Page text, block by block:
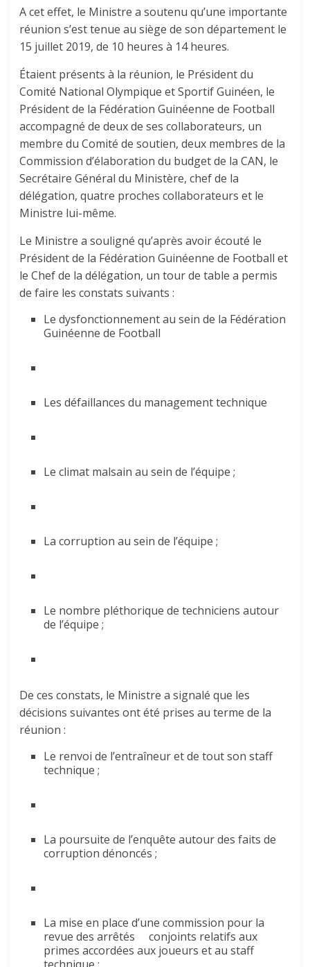
A cet effet, le Ministre a soutenu qu’une importante
réunion s’est tenue au siège de son département le
15 juillet 2019, de 10 heures à 14 heures.
Étaient présents à la réunion, le Président du
Comité National Olympique et Sportif Guinéen, le
Président de la Fédération Guinéenne de Football
accompagné de deux de ses collaborateurs, un
membre du Comité de soutien, deux membres de la
Commission d’élaboration du budget de la CAN, le
Secrétaire Général du Ministère, chef de la
délégation, quatre proches collaborateurs et le
Ministre lui-même.
Le Ministre a souligné qu’après avoir écouté le
Président de la Fédération Guinéenne de Football et
le Chef de la délégation, un tour de table a permis
de faire les constats suivants :
Le dysfonctionnement au sein de la Fédération
Guinéenne de Football
Les défaillances du management technique
Le climat malsain au sein de l’équipe ;
La corruption au sein de l’équipe ;
Le nombre pléthorique de techniciens autour
de l’équipe ;
De ces constats, le Ministre a signalé que les
décisions suivantes ont été prises au terme de la
réunion :
Le renvoi de l’entraîneur et de tout son staff
technique ;
La poursuite de l’enquête autour des faits de
corruption dénoncés ;
La mise en place d’une commission pour la
revue des arrêtés conjoints relatifs aux
primes accordées aux joueurs et au staff